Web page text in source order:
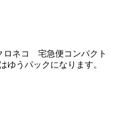
ロネコ 宅急便コンパクト
ゆうパックになります。